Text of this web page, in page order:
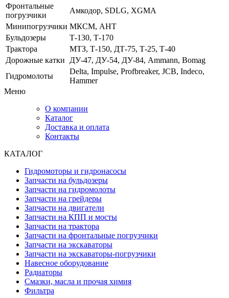
Фронтальные
погрузчики
Амкодор, SDLG, XGMA
Минипогрузчики МКСМ, АНТ
Бульдозеры
Т-130, Т-170
Трактора
МТЗ, Т-150, ДТ-75, Т-25, Т-40
Дорожные катки
ДУ-47, ДУ-54, ДУ-84, Ammann, Bomag
Гидромолоты
Delta, Impulse, Profbreaker, JCB, Indeco,
Hammer
Меню
О компании
Каталог
Доставка и оплата
Контакты
КАТАЛОГ
Гидромоторы и гидронасосы
Запчасти на бульдозеры
Запчасти на гидромолоты
Запчасти на грейдеры
Запчасти на двигатели
Запчасти на КПП и мосты
Запчасти на трактора
Запчасти на фронтальные погрузчики
Запчасти на экскаваторы
Запчасти на экскаваторы-погрузчики
Навесное оборудование
Радиаторы
Смазки, масла и прочая химия
Фильтра